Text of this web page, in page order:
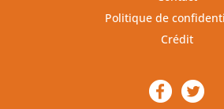
Politique de
Crédit